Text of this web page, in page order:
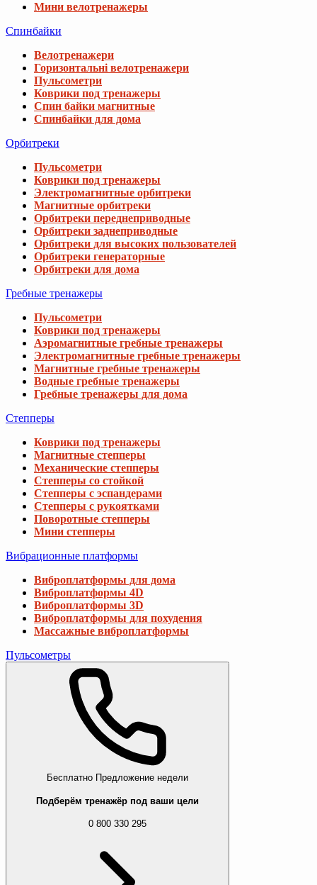
Мини велотренажеры
Спинбайки
Велотренажери
Горизонтальні велотренажери
Пульсометри
Коврики под тренажеры
Спин байки магнитные
Спинбайки для дома
Орбитреки
Пульсометри
Коврики под тренажеры
Электромагнитные орбитреки
Магнитные орбитреки
Орбитреки переднеприводные
Орбитреки заднеприводные
Орбитреки для высоких пользователей
Орбитреки генераторные
Орбитреки для дома
Гребные тренажеры
Пульсометри
Коврики под тренажеры
Аэромагнитные гребные тренажеры
Электромагнитные гребные тренажеры
Магнитные гребные тренажеры
Водные гребные тренажеры
Гребные тренажеры для дома
Степперы
Коврики под тренажеры
Магнитные степперы
Механические степперы
Степперы со стойкой
Степперы с эспандерами
Степперы с рукоятками
Поворотные степперы
Мини степперы
Вибрационные платформы
Виброплатформы для дома
Виброплатформы 4D
Виброплатформы 3D
Виброплатформы для похудения
Массажные виброплатформы
Пульсометры
Бесплатно Предложение недели
Подберём тренажёр под ваши цели
0 800 330 295